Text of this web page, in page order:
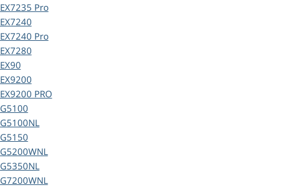
EX7235 Pro
EX7240
EX7240 Pro
EX7280
EX90
EX9200
EX9200 PRO
G5100
G5100NL
G5150
G5200WNL
G5350NL
G7200WNL